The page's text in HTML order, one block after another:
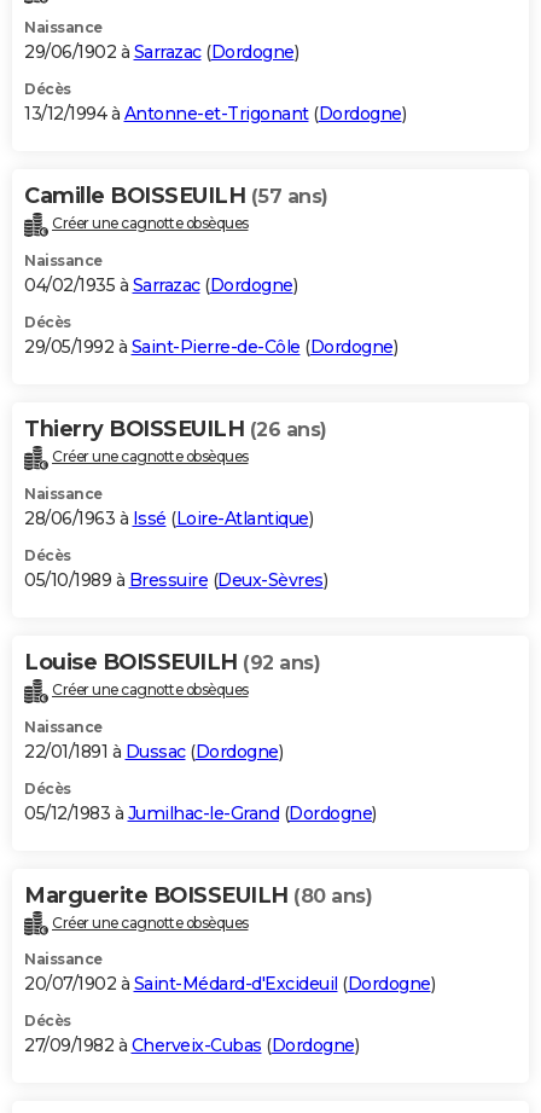
Naissance
29/06/1902 à Sarrazac(Dordogne)
Décès
13/12/1994 à Antonne-et-Trigonant(Dordogne)
Camille BOISSEUILH (57 ans)
Créer une cagnotte obsèques
Naissance
04/02/1935 à Sarrazac(Dordogne)
Décès
29/05/1992 à Saint-Pierre-de-Côle (Dordogne)
Thierry BOISSEUILH (26 ans)
Créer une cagnotte obsèques
Naissance
28/06/1963 à Issé (Loire-Atlantique)
Décès
05/10/1989 à Bressuire (Deux-Sèvres)
Louise BOISSEUILH (92 ans)
Créer une cagnotte obsèques
Naissance
22/01/1891 à Dussac(Dordogne)
Décès
05/12/1983 à Jumilhac-le-Grand (Dordogne)
Marguerite BOISSEUILH (80 ans)
Créer une cagnotte obsèques
Naissance
20/07/1902 à Saint-Médard-d'Excideuil (Dordogne)
Décès
27/09/1982 à Cherveix-Cubas (Dordogne)